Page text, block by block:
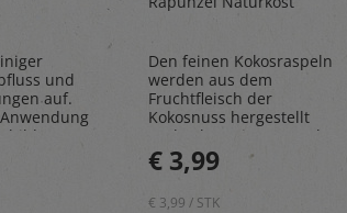
und
auf.
Den feinen Kokosraspeln
werden aus dem
Fruchtfleisch der
Kokosnuss hergestellt
und geben einen Hauch
Exotik in köstliche Kuchen
& Kekse
€ 3,99
€ 3,99 / STK